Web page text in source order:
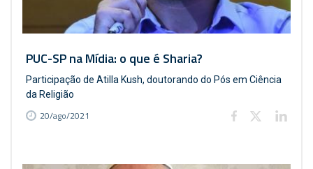
PUC-SP na Mídia: o que é Sharia?
Participação de Atilla Kush, doutorando do Pós em Ciência
da Religião
20/ago/2021